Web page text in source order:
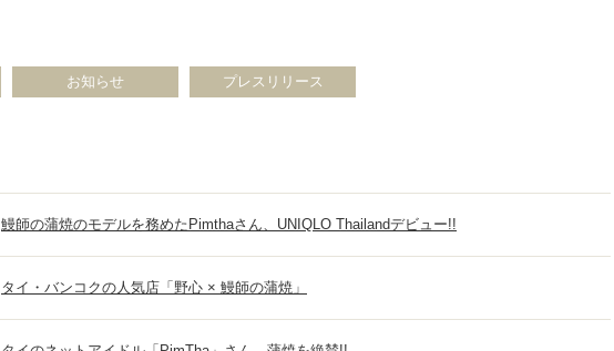
お知らせ プレスリリース
鰻師の蒲焼のモデルを務めたPimthaさん、UNIQLO Thailandデビュー!!
タイ・バンコクの人気店「野心 × 鰻師の蒲焼」